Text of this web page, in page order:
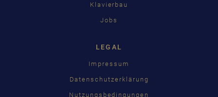
Klavierbau
Jobs
LEGAL
Impressum
Datenschutzerklärung
Nutzungsbedingungen